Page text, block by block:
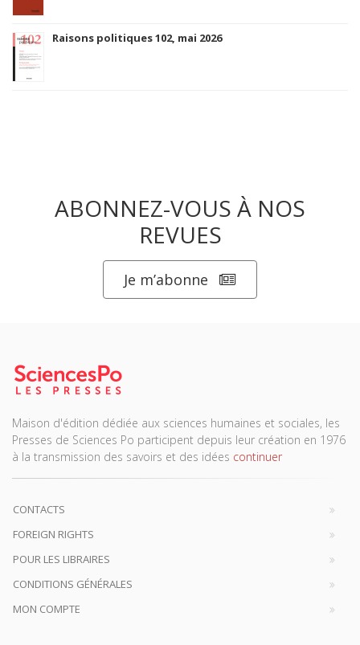
Raisons politiques 102, mai 2026
ABONNEZ-VOUS À NOS
REVUES
Je m’abonne
Maison d'édition dédiée aux sciences humaines et sociales, les
Presses de Sciences Po participent depuis leur création en 1976
à la transmission des savoirs et des idées continuer
CONTACTS
FOREIGN RIGHTS
POUR LES LIBRAIRES
CONDITIONS GÉNÉRALES
MON COMPTE